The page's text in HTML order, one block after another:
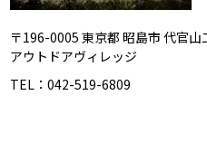
〒196-0005 東京都 昭島市 代官
アウトドアヴィレッジ
TEL：042-519-6809